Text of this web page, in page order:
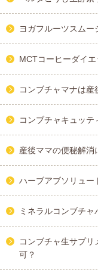
ヨガフルーツスムー
MCTコーヒーダイ
コンブチャマナは産
コンブチャキュッ
産後ママの便秘解
ハーブアブソリュー
ミネラルコンブチャ
コンブチャ生サプリ
可？